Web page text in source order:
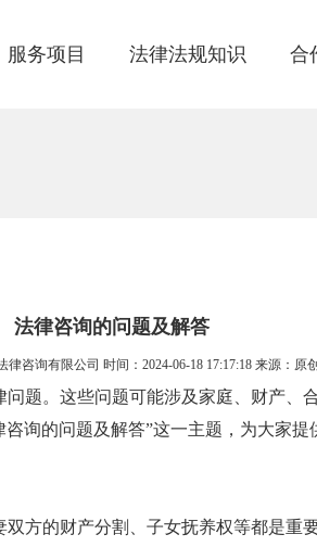
服务项目 法律法规知识 合
法律咨询的问题及解答
律咨询有限公司 时间：2024-06-18 17:17:18 来源：原创
题。这些问题可能涉及家庭、财产、
询的问题及解答”这一主题，为大家
方的财产分割、子女抚养权等都是重